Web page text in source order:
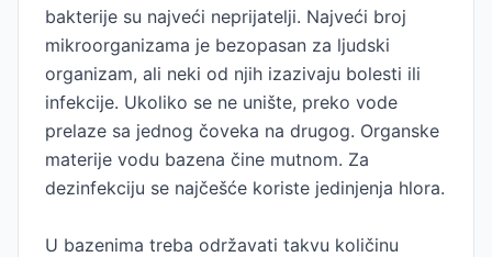
bakterije su najveći neprijatelji. Najveći broj
mikroorganizama je bezopasan za ljudski
organizam, ali neki od njih izazivaju bolesti ili
infekcije. Ukoliko se ne unište, preko vode
prelaze sa jednog čoveka na drugog. Organske
materije vodu bazena čine mutnom. Za
dezinfekciju se najčešće koriste jedinjenja hlora.
U bazenima treba održavati takvu količinu